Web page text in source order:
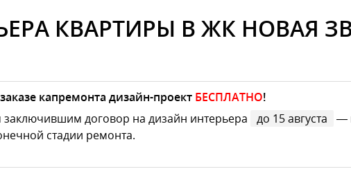
КВАРТИРЫ В ЖК НОВАЯ
капремонта дизайн-проект БЕСПЛАТНО!
заключившим договор на дизайн интерьера
до 15 августа
—
стадии ремонта.